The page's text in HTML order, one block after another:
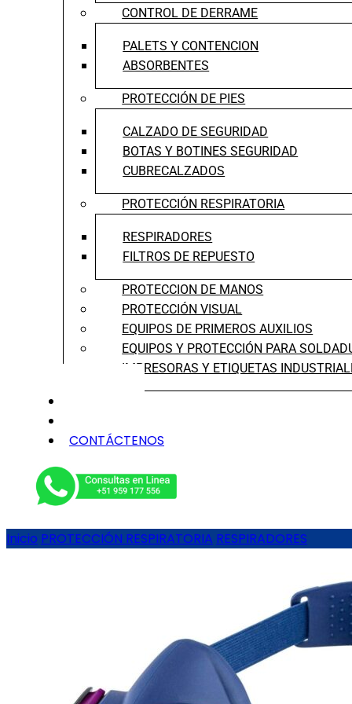
CONTROL DE DERRAME
PALETS Y CONTENCION
ABSORBENTES
PROTECCIÓN DE PIES
CALZADO DE SEGURIDAD
BOTAS Y BOTINES SEGURIDAD
CUBRECALZADOS
PROTECCIÓN RESPIRATORIA
RESPIRADORES
FILTROS DE REPUESTO
PROTECCION DE MANOS
PROTECCIÓN VISUAL
EQUIPOS DE PRIMEROS AUXILIOS
EQUIPOS Y PROTECCIÓN PARA
IMPRESORAS Y ETIQUETAS
CONTÁCTENOS
Inicio PROTECCIÓN RESPIRATORIA RESPIRADORES